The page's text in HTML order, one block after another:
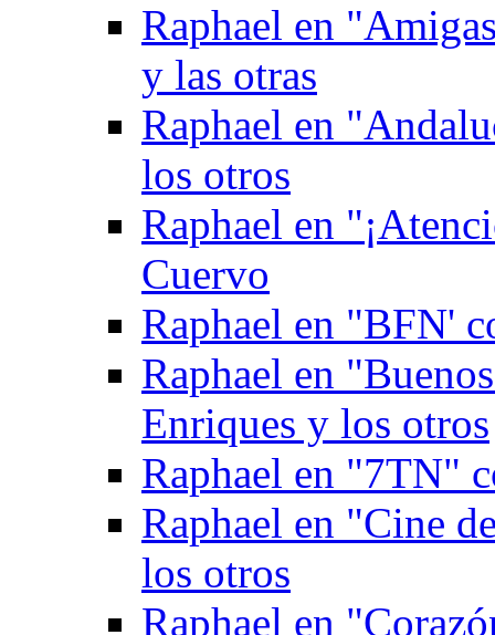
Raphael en
y las otras
Raphael en
los otros
Raphael en
Cuervo
Raphael en "BFN'
Raphael en
Enriques y los otros
Raphael en "7TN"
Raphael en "Cine
los otros
Raphael en